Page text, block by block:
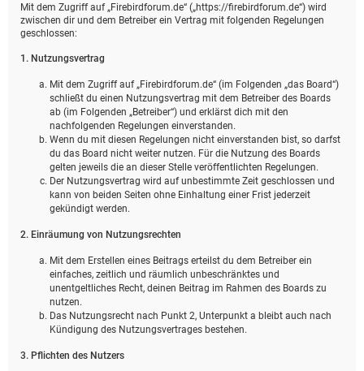
Mit dem Zugriff auf „Firebirdforum.de“ („https://firebirdforum.de“) wird
zwischen dir und dem Betreiber ein Vertrag mit folgenden Regelungen
geschlossen:
1. Nutzungsvertrag
Mit dem Zugriff auf „Firebirdforum.de“ (im Folgenden „das Board“)
schließt du einen Nutzungsvertrag mit dem Betreiber des Boards
ab (im Folgenden „Betreiber“) und erklärst dich mit den
nachfolgenden Regelungen einverstanden.
Wenn du mit diesen Regelungen nicht einverstanden bist, so darfst
du das Board nicht weiter nutzen. Für die Nutzung des Boards
gelten jeweils die an dieser Stelle veröffentlichten Regelungen.
Der Nutzungsvertrag wird auf unbestimmte Zeit geschlossen und
kann von beiden Seiten ohne Einhaltung einer Frist jederzeit
gekündigt werden.
2. Einräumung von Nutzungsrechten
Mit dem Erstellen eines Beitrags erteilst du dem Betreiber ein
einfaches, zeitlich und räumlich unbeschränktes und
unentgeltliches Recht, deinen Beitrag im Rahmen des Boards zu
nutzen.
Das Nutzungsrecht nach Punkt 2, Unterpunkt a bleibt auch nach
Kündigung des Nutzungsvertrages bestehen.
3. Pflichten des Nutzers